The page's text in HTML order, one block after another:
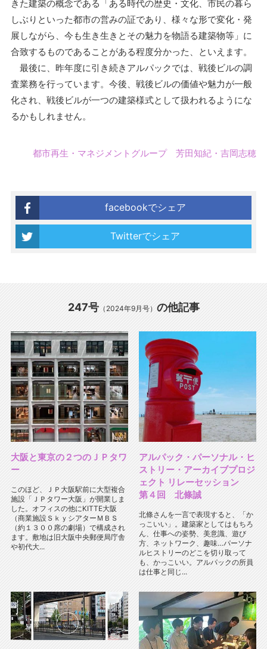
きた建築の概念である「ある時代の歴史・文化、市民の暮ら
しぶりといった都市の営みの証であり、様々な形で変化・発
展しながら、今も生き生きとその魅力を物語る建築物等」に
合致するものであることがある程度分かった、といえます。
最後に、昨年度に引き続きアルパックでは、戦後ビルの調
査業務を行っています。今後、戦後ビルの価値や魅力が一般
化され、戦後ビルが一つの建築様式として扱われるようにな
るかもしれません。
都市再生・マネジメントグループ 芳田知紀・吉岡志穂
facebookでシェア
Twitterでシェア
247号（2024年9月号） の他記事
大阪と東京の２つのＪＰタワ
ー
このほど、ＪＰ大阪駅前に大型複合
施設「ＪＰタワー大阪」が開業しま
した。オフィスの他にKITTE大阪
（商業施設ＳｋｙシアターＭＢＳ
（約１３００席の劇場）で構成され
ます。敷地は旧大阪中央郵便局庁舎
や初代大...
アルパック・パーソナル・ヒ
ストリー・アーカイブプロジ
ェクト リレーセッション
第４回 北條誠
北條さんを一言で表現すると、「か
っこいい」。建築家としてはもちろ
ん、仕事への姿勢、美意識、遊び
方、ネットワーク、趣味…パーソナ
ルヒストリーのどこを切り取って
も、かっこいい。アルパックの所員
は仕事と同じ...